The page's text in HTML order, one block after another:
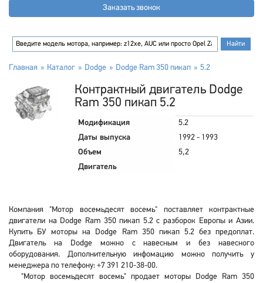
Заказать звонок
Главная Каталог Dodge Dodge Ram 350 пикап 5.2
Контрактный двигатель Dodge
Ram 350 пикап 5.2
Модификация
5.2
Даты выпуска
1992 - 1993
Объем
5,2
Двигатель
Компания "Мотор восемьдесят восемь" поставляет контрактные
двигатели на Dodge Ram 350 пикап 5.2 с разборок Европы и Азии.
Купить БУ моторы на Dodge Ram 350 пикап 5.2 без предоплат.
Двигатель на Dodge можно с навесным и без навесного
оборудования. Дополнительную инфомацию можно получить у
менеджера по телефону: +7 391 210-38-00.
"Мотор восемьдесят восемь" продает моторы Dodge Ram 350